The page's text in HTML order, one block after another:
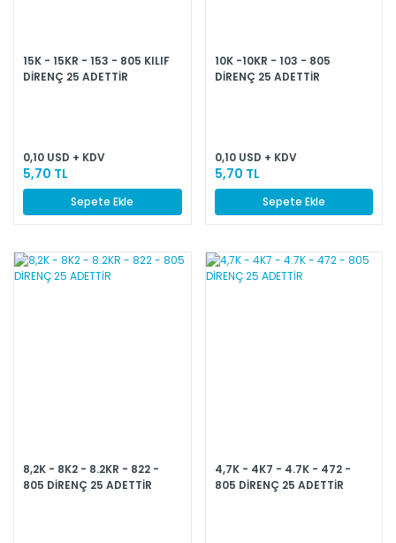
15K - 15KR - 153 - 805 KILIF
DİRENÇ 25 ADETTİR
0,10 USD + KDV
5,70 TL
Sepete Ekle
10K -10KR - 103 - 805
DİRENÇ 25 ADETTİR
0,10 USD + KDV
5,70 TL
Sepete Ekle
8,2K - 8K2 - 8.2KR - 822 -
805 DİRENÇ 25 ADETTİR
4,7K - 4K7 - 4.7K - 472 -
805 DİRENÇ 25 ADETTİR